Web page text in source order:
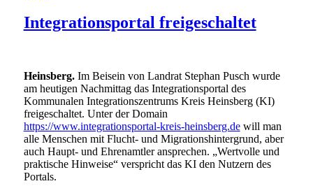
Integrationsportal freigeschaltet
Heinsberg.Im Beisein von Landrat Stephan Pusch wurde
am heutigen Nachmittag das Integrationsportal des
Kommunalen Integrationszentrums Kreis Heinsberg (KI)
freigeschaltet. Unter der Domain
https://www.integrationsportal-kreis-heinsberg.dewill man
alle Menschen mit Flucht- und Migrationshintergrund, aber
auch Haupt- und Ehrenamtler ansprechen. „Wertvolle und
praktische Hinweise“ verspricht das KI den Nutzern des
Portals.